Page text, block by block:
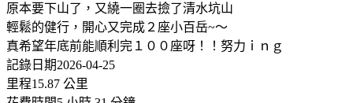
原本要下山了，又繞一圈去撿了清水坑山
輕鬆的健行，開心又完成２座小百岳~～
真希望年底前能順利完１００座呀！！努力ｉｎｇ
記錄日期2026-04-25
里程15.87 公里